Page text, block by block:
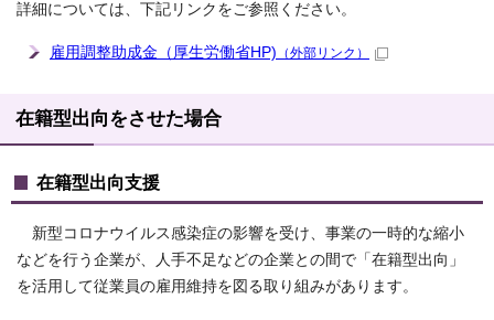
詳細については、下記リンクをご参照ください。
雇用調整助成金（厚生労働省HP) （外部リンク）
在籍型出向をさせた場合
在籍型出向支援
新型コロナウイルス感染症の影響を受け、事業の一時的な縮小
などを行う企業が、人手不足などの企業との間で「在籍型出向」
を活用して従業員の雇用維持を図る取り組みがあります。